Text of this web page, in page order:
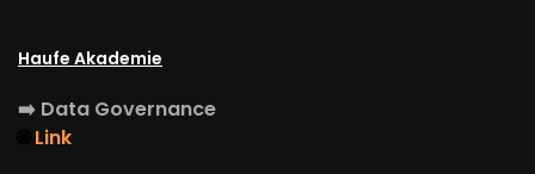
Haufe Akademie
➡️ Data Governance
Link